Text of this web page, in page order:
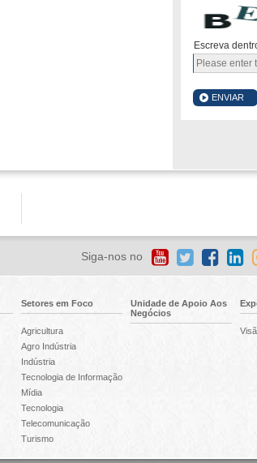
Escreva
Siga-nos no
Setores em Foco
Agricultura
Agro Indústria
Indústria
Tecnologia de Informação
Mídia
Tecnologia
Telecomunicação
Turismo
Unidade de Apoio Aos
Negócios